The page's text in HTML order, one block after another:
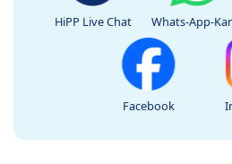
HiPP Live Chat Whats-App-
Facebook